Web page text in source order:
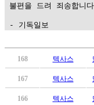
불편을 드려 죄송합니
- 기독일보
만
168 텍사스
167 텍사스
166 텍사스